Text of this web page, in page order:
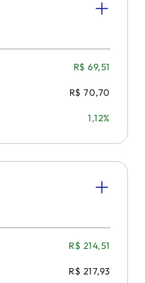
R$ 69,51
R$ 70,70
1,12%
R$ 214,51
R$ 217,93